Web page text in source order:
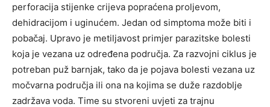
perforacija stijenke crijeva popraćena proljevom,
dehidracijom i uginućem. Jedan od simptoma može biti i
pobačaj. Upravo je metiljavost primjer parazitske bolesti
koja je vezana uz određena područja. Za razvojni ciklus je
potreban puž barnjak, tako da je pojava bolesti vezana uz
močvarna područja ili ona na kojima se duže razdoblje
zadržava voda. Time su stvoreni uvjeti za trajnu